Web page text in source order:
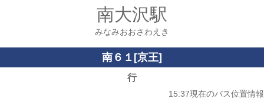
南大沢駅
みなみおおさわえき
南６１[京王]
行
15:37現在のバス位置情報